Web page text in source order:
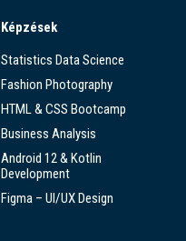
Képzések
Statistics Data Science
Fashion Photography
HTML & CSS Bootcamp
Business Analysis
Android 12 & Kotlin
Development
Figma – UI/UX Design